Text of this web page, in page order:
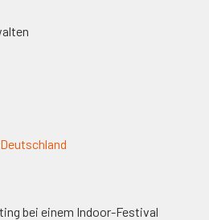
bei einem Indoor-Festival